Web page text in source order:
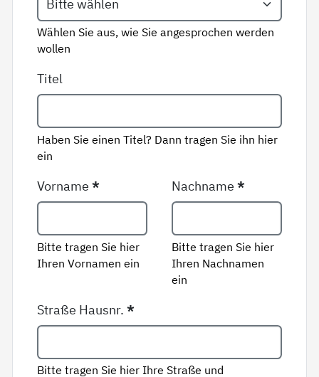
Wählen Sie aus, wie Sie angesprochen werden
wollen
Titel
Haben Sie einen Titel? Dann tragen Sie ihn hier
ein
Vorname*
Bitte tragen Sie hier
Ihren Vornamen ein
Nachname*
Bitte tragen Sie hier
Ihren Nachnamen
ein
Straße Hausnr.*
Bitte tragen Sie hier Ihre Straße und